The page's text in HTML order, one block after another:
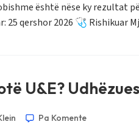
është nëse ky
25 qershor 2026 🩺 Rishikuar
U&E?
Pa Komente